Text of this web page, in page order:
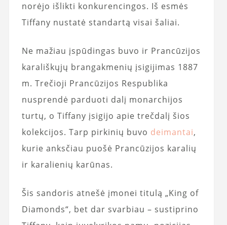
norėjo išlikti konkurencingos. Iš esmės
Tiffany nustatė standartą visai šaliai.
Ne mažiau įspūdingas buvo ir Prancūzijos
karališkųjų brangakmenių įsigijimas 1887
m. Trečioji Prancūzijos Respublika
nusprendė parduoti dalį monarchijos
turtų, o Tiffany įsigijo apie trečdalį šios
kolekcijos. Tarp pirkinių buvo deimantai,
kurie anksčiau puošė Prancūzijos karalių
ir karalienių karūnas.
Šis sandoris atnešė įmonei titulą „King of
Diamonds“, bet dar svarbiau – sustiprino